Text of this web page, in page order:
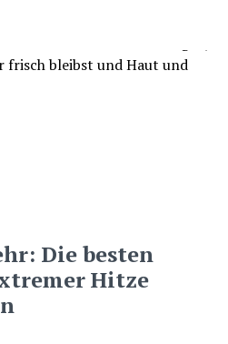
Die besten
Hitze